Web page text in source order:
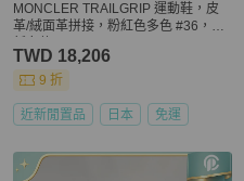
MONCLER TRAILGRIP 運動鞋，皮
革/絨面革拼接，粉紅色多色 #36，全
TWD 18,206
9 折
近新閒置品 日本 免運